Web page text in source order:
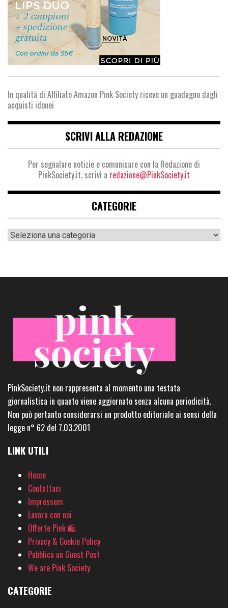
In qualità di Affiliato Amazon Pink Society riceve un guadagno dagli
acquisti idonei
SCRIVI ALLA REDAZIONE
Per segnalare notizie e comunicare con la Redazione di
PinkSociety.it, scrivi a redazione@PinkSociety.it
CATEGORIE
Categorie
PinkSociety.it non rappresenta al momento una testata
giornalistica in quanto viene aggiornato senza alcuna periodicità.
Non può pertanto considerarsi un prodotto editoriale ai sensi della
legge n° 62 del 7.03.2001
LINK UTILI
Home
Contattaci
Impressum
Lavora con noi
Offerte Pink 🛍
Privacy & Cookie Policy
Pubblica un Guest Post
We are Pink Society
CATEGORIE